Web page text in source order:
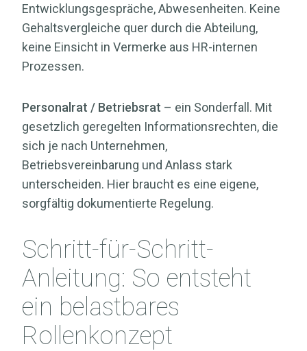
Entwicklungsgespräche, Abwesenheiten. Keine
Gehaltsvergleiche quer durch die Abteilung,
keine Einsicht in Vermerke aus HR-internen
Prozessen.
Personalrat / Betriebsrat – ein Sonderfall. Mit
gesetzlich geregelten Informationsrechten, die
sich je nach Unternehmen,
Betriebsvereinbarung und Anlass stark
unterscheiden. Hier braucht es eine eigene,
sorgfältig dokumentierte Regelung.
Schritt-für-Schritt-
Anleitung: So entsteht
ein belastbares
Rollenkonzept